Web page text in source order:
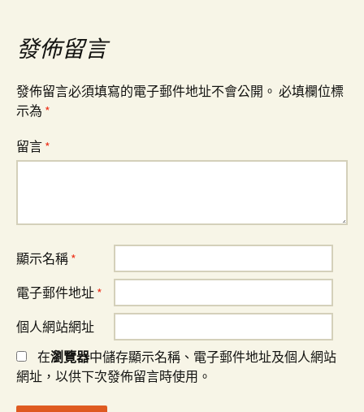
導
覽
發佈留言
發佈留言必須填寫的電子郵件地址不會公開。 必填欄位標
示為 *
留言 *
顯示名稱 *
電子郵件地址 *
個人網站網址
在瀏覽器中儲存顯示名稱、電子郵件地址及個人網站
網址，以供下次發佈留言時使用。